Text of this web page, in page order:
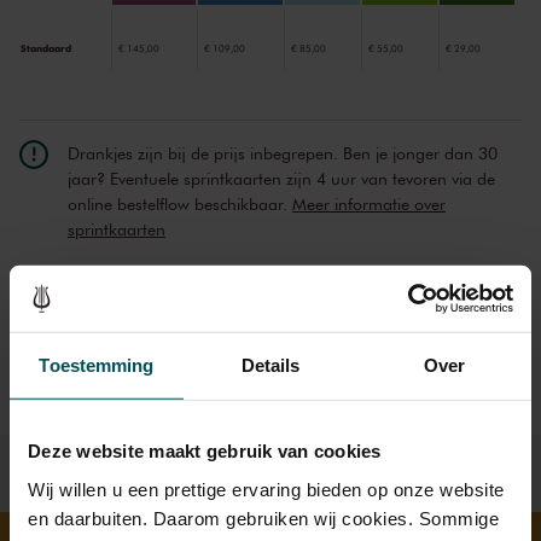
Toestemming Details Over
Deze website maakt gebruik van cookies
Wij willen u een prettige ervaring bieden op onze website
en daarbuiten. Daarom gebruiken wij cookies. Sommige
Standaard € 145,00 € 109,00 € 85,00 € 55,00 € 29,00
Drankjes zijn bij de prijs inbegrepen. Ben je jonger dan 30
jaar? Eventuele sprintkaarten zijn 4 uur van tevoren via de
online bestelflow beschikbaar. Meer informatie over
sprintkaarten